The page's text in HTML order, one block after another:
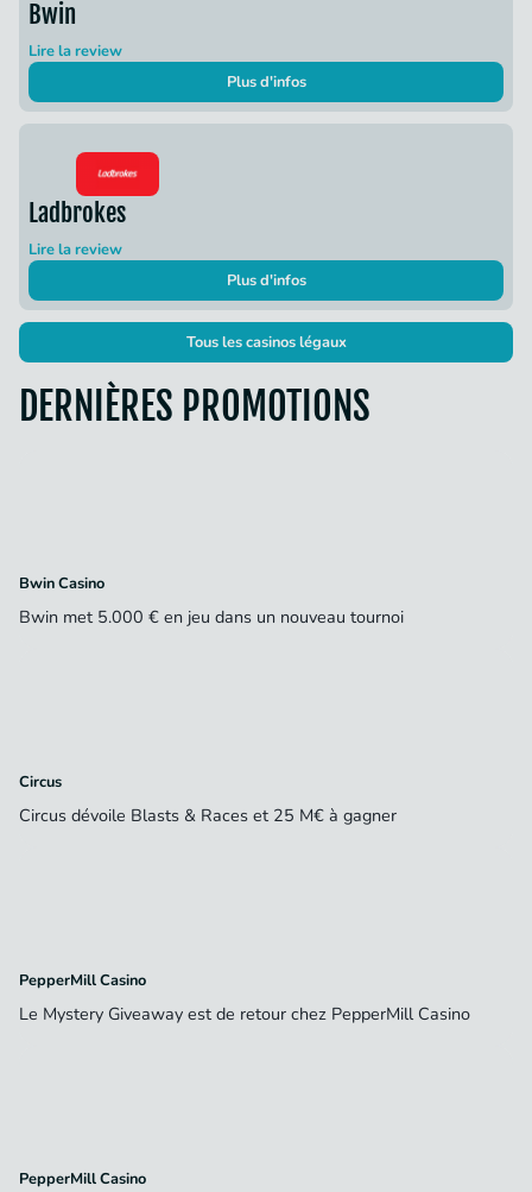
Bwin
Lire la review
Plus d'infos
Ladbrokes
Lire la review
Plus d'infos
Tous les casinos légaux
DERNIÈRES PROMOTIONS
Bwin Casino
Bwin met 5.000 € en jeu dans un nouveau tournoi
Circus
Circus dévoile Blasts & Races et 25 M€ à gagner
PepperMill Casino
Le Mystery Giveaway est de retour chez PepperMill Casino
PepperMill Casino